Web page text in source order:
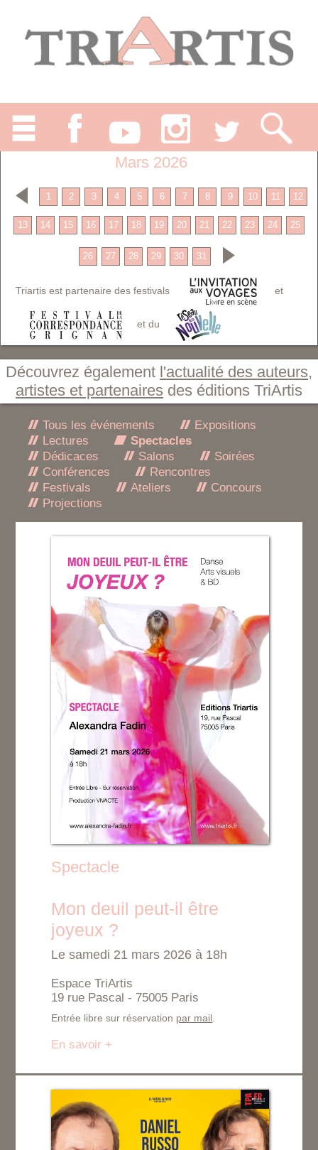
Mars 2026
1 2 3 4 5 6 7 8 9 10 11 12
13 14 15 16 17 18 19 20 21 22 23 24 25
26 27 28 29 30 31
Triartis est partenaire des festivals et
et du
Découvrez également l'actualité des auteurs,
artistes et partenaires des éditions TriArtis
Tous les événements
Expositions
Lectures
Spectacles
Dédicaces
Salons
Soirées
Conférences
Rencontres
Festivals
Ateliers
Concours
Projections
Spectacle
Mon deuil peut-il être
joyeux ?
Le samedi 21 mars 2026 à 18h
Espace TriArtis
19 rue Pascal - 75005 Paris
Entrée libre sur réservation par mail
En savoir +